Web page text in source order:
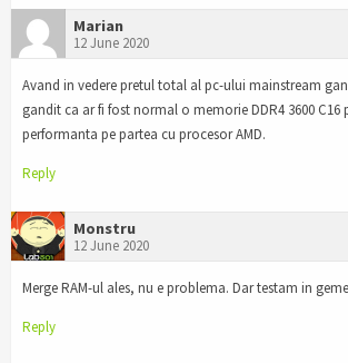
Marian
12 June 2020
Avand in vedere pretul total al pc-ului mainstream
gandit ca ar fi fost normal o memorie DDR4 3600
performanta pe partea cu procesor AMD.
Reply
Monstru
12 June 2020
Merge RAM-ul ales, nu e problema. Dar testam in
Reply